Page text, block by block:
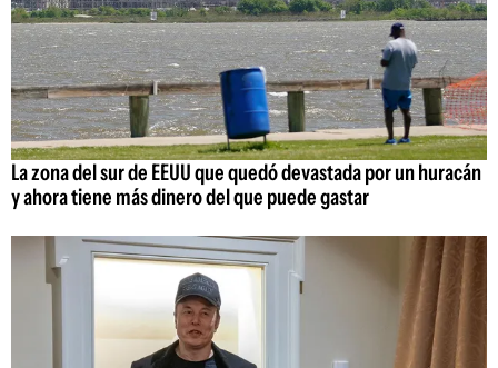
La zona del sur de EEUU que quedó devastada por un huracán
y ahora tiene más dinero del que puede gastar